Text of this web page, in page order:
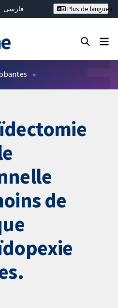
فارسی
文
Plus de langues
de